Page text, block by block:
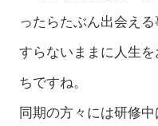
ったらたぶん出会え
すらないままに人生
ちですね。
同期の方々には研修